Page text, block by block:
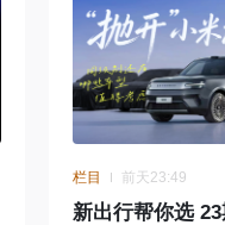
栏目 前天23:49
新出行帮你选